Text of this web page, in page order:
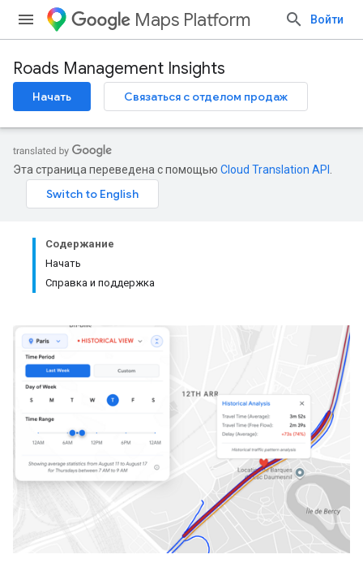
Maps Platform Войти
Roads Management Insights
Начать Связаться с отделом продаж
Эта страница переведена с помощью Cloud Translation API
Содержание
Начать
Справка и поддержка